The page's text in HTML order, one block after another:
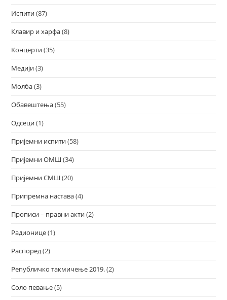
Испити(87)
Клавир и харфа(8)
Концерти(35)
Медији(3)
Молба(3)
Обавештења(55)
Одсеци(1)
Пријемни испити(58)
Пријемни ОМШ(34)
Пријемни СМШ(20)
Припремна настава(4)
Прописи – правни акти(2)
Радионице(1)
Распоред(2)
Републичко такмичење 2019.(2)
Соло певање(5)